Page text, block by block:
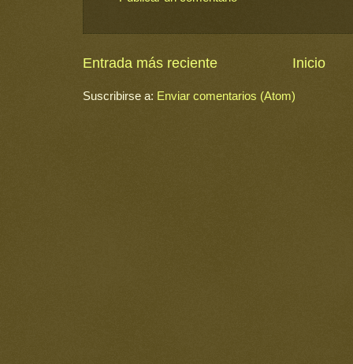
Entrada más reciente Inicio
Suscribirse a: Enviar comentarios (Atom)